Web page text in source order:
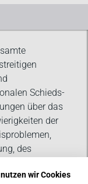
Schieds-
über das
der
des
wir Cookies